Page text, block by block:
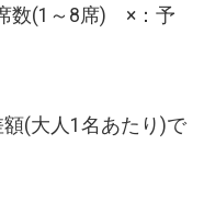
数(1～8席) ×：予
(大人1名あたり)で